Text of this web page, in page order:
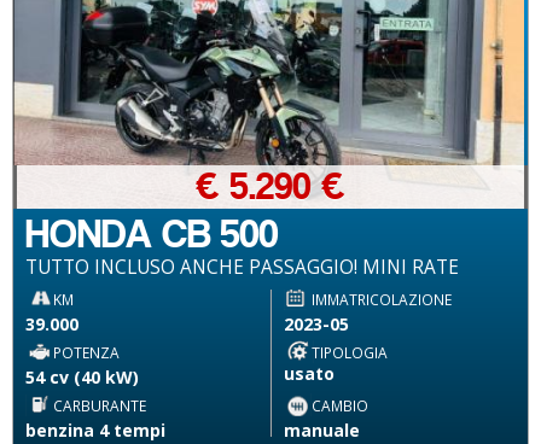
HONDA CB 500
TUTTO INCLUSO ANCHE PASSAGGIO! MINI RATE
€ 5.290 €
KM
39.000
IMMATRICOLAZIONE
2023-05
POTENZA
54 cv (40 kW)
TIPOLOGIA
usato
CARBURANTE
benzina 4 tempi
CAMBIO
manuale